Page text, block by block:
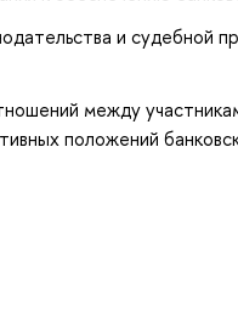
и судебной
между
положений